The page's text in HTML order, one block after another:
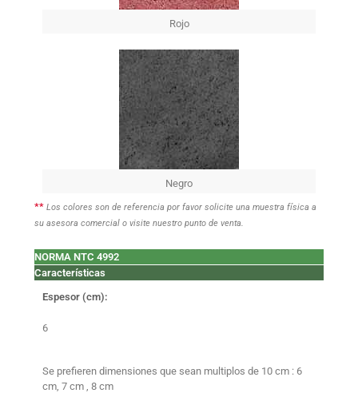
Rojo
Negro
** Los colores son de referencia por favor solicite una muestra física a
su asesora comercial o visite nuestro punto de venta.
NORMA NTC 4992
Características
Espesor (cm):
6
Se prefieren dimensiones que sean multiplos de 10 cm : 6
cm, 7 cm , 8 cm